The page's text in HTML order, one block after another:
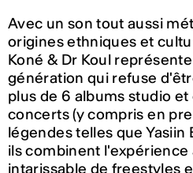
Avec un son tout aussi
origines ethniques et
Koné & Dr Koul
génération qui refuse
plus de 6 albums studio
concerts (y compris en
légendes telles que Yasiin
ils combinent l'expérience
intarissable de freestyles